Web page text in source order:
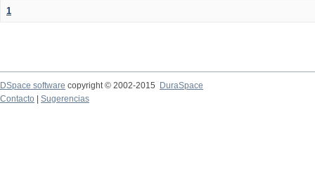
1
DSpace software copyright © 2002-2015
DuraSpace
Contacto
Sugerencias